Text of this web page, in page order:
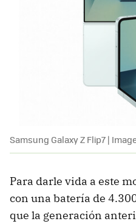
Samsung Galaxy Z Flip7 |
Para darle vida a este
con una batería de
que la generación